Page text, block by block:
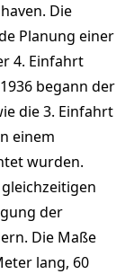
Die
Planung einer
4. Einfahrt
begann der
die 3. Einfahrt
einem
wurden.
der
Die Maße
lang, 60